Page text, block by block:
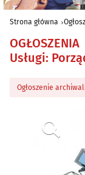
Strona główna
OGŁOSZENIA
Usługi:
Ogłoszenie